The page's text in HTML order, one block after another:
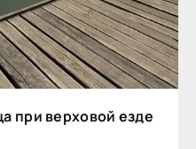
при верховой езде